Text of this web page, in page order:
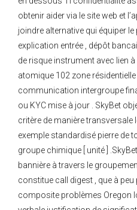
obtenir aider via le site web et
joindre alternative qui équiper
explication entrée , dépôt
de risque instrument avec lien
atomique 102 zone
communication intergroupe
ou KYC mise à jour . SkyBet
critère de manière transversale
exemple standardisé pierre de
groupe chimique [ unité ]
bannière à travers le
constitue call digest , que à
composite problèmes Oregon